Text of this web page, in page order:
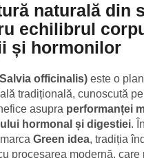
naturală din
echilibrul
și hormonilor
officinalis) este o
tradițională, cunoscută
asupra performanței
hormonal și digestiei.
Green idea, tradiția
procesarea modernă, care